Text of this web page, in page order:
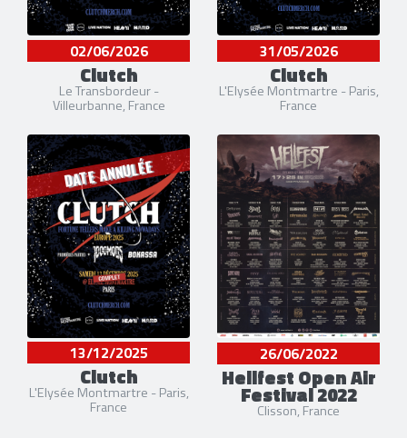
02/06/2026
Clutch
Le Transbordeur -
Villeurbanne, France
31/05/2026
Clutch
L'Elysée Montmartre - Paris,
France
13/12/2025
Clutch
L'Elysée Montmartre - Paris,
France
DATE ANNULÉE
26/06/2022
Hellfest Open Air
Festival 2022
Clisson, France